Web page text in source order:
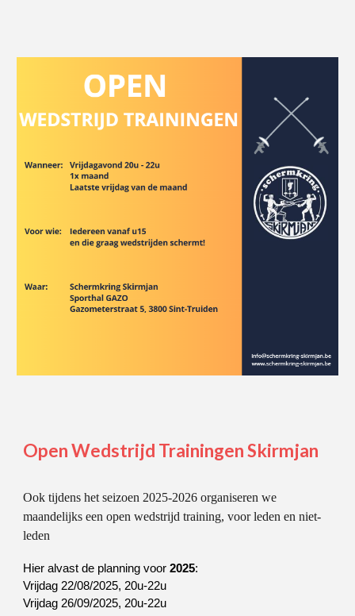
Open Wedstrijd Trainingen Skirmjan
Ook tijdens het seizoen 2025-2026 organiseren we
maandelijks een open wedstrijd training, voor leden en niet-
leden
Hier alvast de planning voor2025:
Vrijdag 22/08/2025, 20u-22u
Vrijdag 26/09/2025, 20u-22u